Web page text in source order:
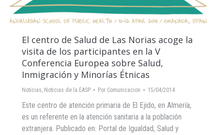
El centro de Salud de Las Norias acoge la
visita de los participantes en la V
Conferencia Europea sobre Salud,
Inmigración y Minorías Étnicas
Noticias, Noticias de la EASP Por Comunicacion 15/04/2014
Este centro de atención primaria de El Ejido, en Almería,
es un referente en la atención sanitaria a la población
extranjera. Publicado en: Portal de Igualdad, Salud y